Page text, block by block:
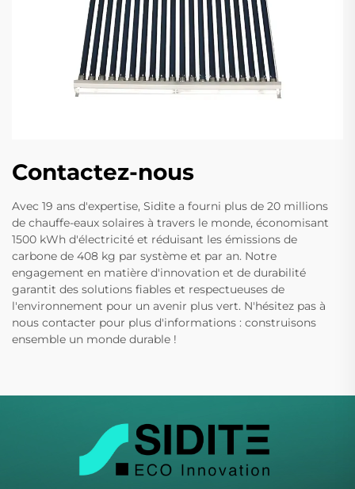
Contactez-nous
Avec 19 ans d'expertise, Sidite a fourni plus de 20 millions
de chauffe-eaux solaires à travers le monde, économisant
1500 kWh d'électricité et réduisant les émissions de
carbone de 408 kg par système et par an. Notre
engagement en matière d'innovation et de durabilité
garantit des solutions fiables et respectueuses de
l'environnement pour un avenir plus vert. N'hésitez pas à
nous contacter pour plus d'informations : construisons
ensemble un monde durable !